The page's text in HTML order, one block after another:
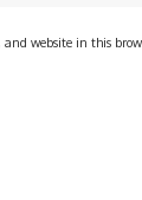
and website in this